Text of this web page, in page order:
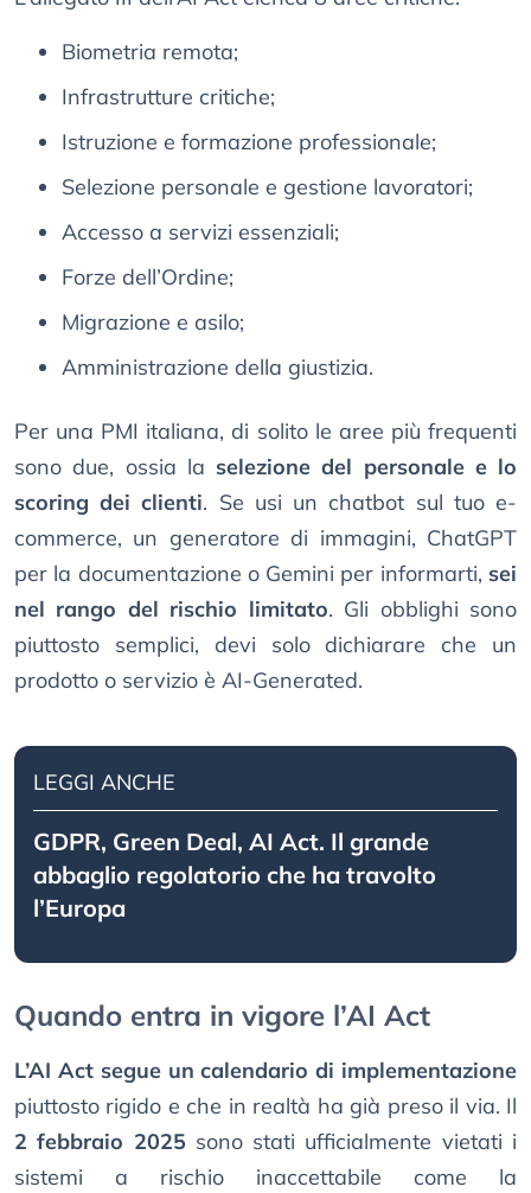
Biometria remota;
Infrastrutture critiche;
Istruzione e formazione professionale;
Selezione personale e gestione lavoratori;
Accesso a servizi essenziali;
Forze dell’Ordine;
Migrazione e asilo;
Amministrazione della giustizia.
Per una PMI italiana, di solito le aree più frequenti
sono due, ossia la selezione del personale e lo
scoring dei clienti. Se usi un chatbot sul tuo e-
commerce, un generatore di immagini, ChatGPT
per la documentazione o Gemini per informarti, sei
nel rango del rischio limitato. Gli obblighi sono
piuttosto semplici, devi solo dichiarare che un
prodotto o servizio è AI-Generated.
LEGGI ANCHE
GDPR, Green Deal, AI Act. Il grande
abbaglio regolatorio che ha travolto
l’Europa
Quando entra in vigore l’AI Act
L’AI Act segue un calendario di implementazione
piuttosto rigido e che in realtà ha già preso il via. Il
2 febbraio 2025 sono stati ufficialmente vietati i
sistemi a rischio inaccettabile come la